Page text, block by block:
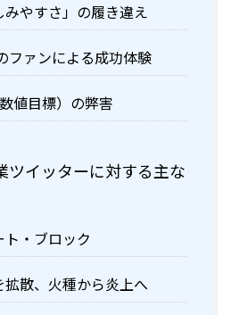
やすさ」の履き違え
ァンによる成功体験
値目標）の弊害
ツイッターに対する主な
・ブロック
散、火種から炎上へ